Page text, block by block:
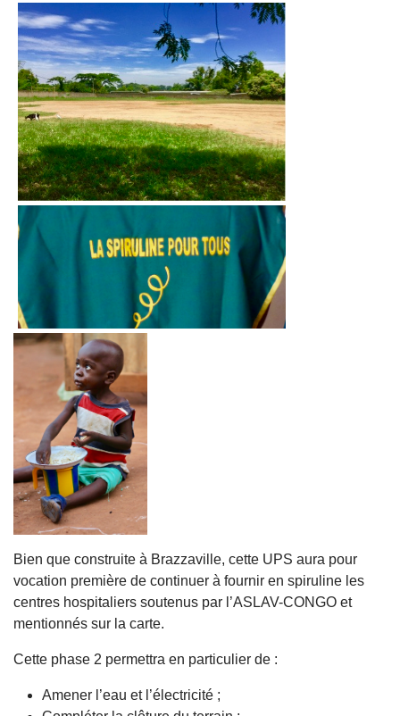
Bien que construite à Brazzaville, cette UPS aura pour
vocation première de continuer à fournir en spiruline les
centres hospitaliers soutenus par l’ASLAV-CONGO et
mentionnés sur la carte.
Cette phase 2 permettra en particulier de :
Amener l’eau et l’électricité ;